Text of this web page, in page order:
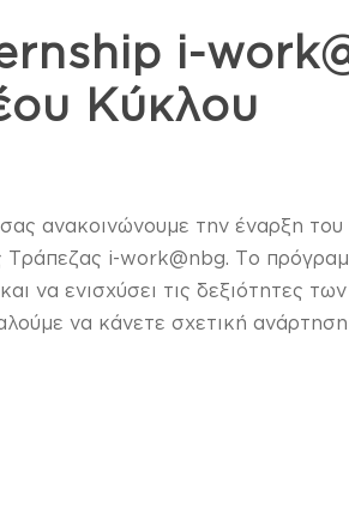
i-
Κύκλου
ανακοινώνουμε την έναρξη του
i-work@nbg. Το
να ενισχύσει τις δεξιότητες
να κάνετε σχετική